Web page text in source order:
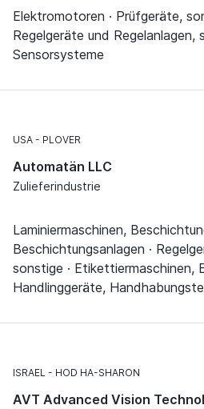
Elektromotoren · Prüfgeräte,
Regelgeräte und Regelanlagen,
Sensorsysteme
USA PLOVER
Automatän LLC
Zulieferindustrie
Laminiermaschinen,
Beschichtungsanlagen ·
sonstige · Etikettiermaschinen,
Handlinggeräte,
ISRAEL HOD HA-SHARON
AVT Advanced Vision